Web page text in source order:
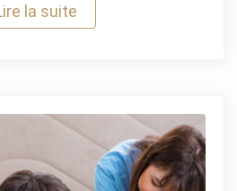
la suite